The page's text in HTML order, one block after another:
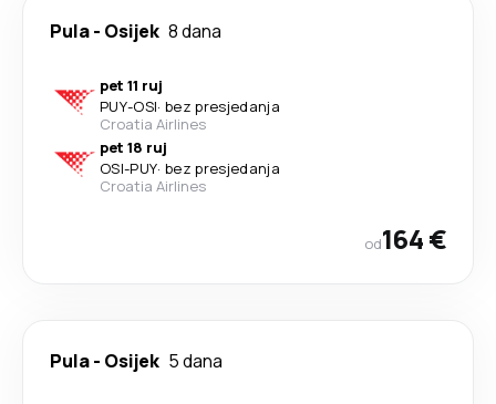
Pula- Osijek 8 dana
pet 11 ruj
PUY-OSI· bez presjedanja
Croatia Airlines
pet 18 ruj
OSI-PUY· bez presjedanja
Croatia Airlines
od164 €
Pula- Osijek 5 dana